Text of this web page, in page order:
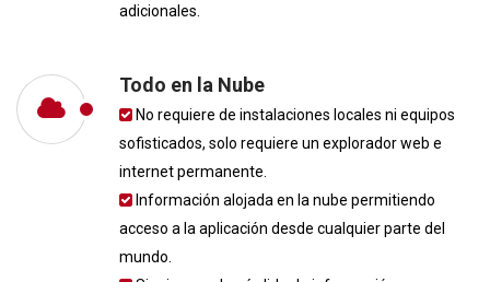
adicionales.
Todo en la Nube
No requiere de instalaciones locales ni equipos
sofisticados, solo requiere un explorador web e
internet permanente.
Información alojada en la nube permitiendo
acceso a la aplicación desde cualquier parte del
mundo.